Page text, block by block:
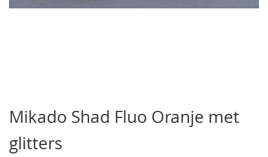
het
begin
van
de
Mikado Shad Fluo Oranje met
glitters